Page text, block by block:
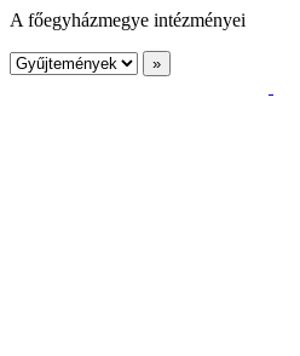
A főegyházmegye intézményei